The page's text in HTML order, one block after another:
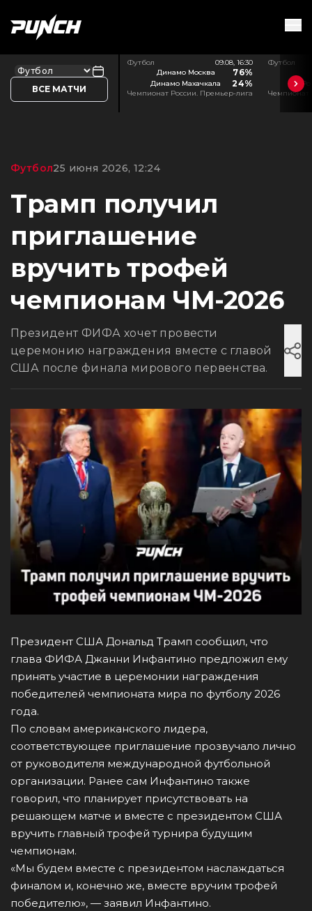
ВСЕ МАТЧИ
Футбол
09.08, 16:30
Динамо Москва
76%
Динамо Махачкала 24%
Чемпионат России. Премьер-лига
Футбол
Чемпионат
Футбол25 июня 2026, 12:24
Трамп получил
приглашение
вручить трофей
чемпионам ЧМ-2026
Президент ФИФА хочет провести
церемонию награждения вместе с главой
США после финала мирового первенства.
Президент США Дональд Трамп сообщил, что
глава ФИФА Джанни Инфантино предложил ему
принять участие в церемонии награждения
победителей чемпионата мира по футболу 2026
года.
По словам американского лидера,
соответствующее приглашение прозвучало лично
от руководителя международной футбольной
организации. Ранее сам Инфантино также
говорил, что планирует присутствовать на
решающем матче и вместе с президентом США
вручить главный трофей турнира будущим
чемпионам.
«Мы будем вместе с президентом наслаждаться
финалом и, конечно же, вместе вручим трофей
победителю», — заявил Инфантино.